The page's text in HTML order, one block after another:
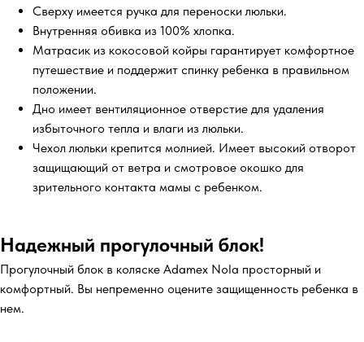
Сверху имеется ручка для переноски люльки.
Внутренняя обивка из 100% хлопка.
Матрасик из кокосовой койры гарантирует комфортное
путешествие и поддержит спинку ребенка в правильном
положении.
Дно имеет вентиляционное отверстие для удаления
избыточного тепла и влаги из люльки.
Чехол люльки крепится молнией. Имеет высокий отворот
защищающий от ветра и смотровое окошко для
зрительного контакта мамы с ребенком.
Надежный прогулочный блок!
Прогулочный блок в коляске Adamex Nola просторный и
комфортный. Вы непременно оцените защищенность ребенка в
нем.